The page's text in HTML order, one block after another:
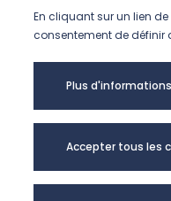
Suivez-
Mentions légales
Accessibilité
En cliquant sur un lien
consentement de définir
Plus d'informations
Accepter tous les